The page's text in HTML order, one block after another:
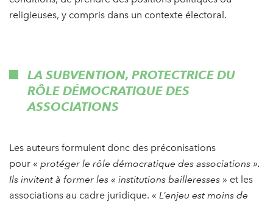
religieuses, y compris dans un contexte électoral.
LA SUBVENTION, PROTECTRICE DU
RÔLE DÉMOCRATIQUE DES
ASSOCIATIONS
Les auteurs formulent donc des préconisations
pour « protéger le rôle démocratique des associations ».
Ils invitent à former les « institutions bailleresses » et les
associations au cadre juridique. « L’enjeu est moins de